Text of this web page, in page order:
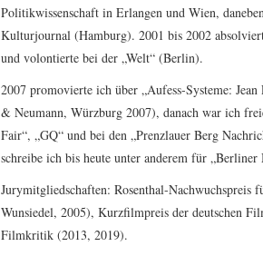
Politikwissenschaft in Erlangen und Wien,
Kulturjournal (Hamburg). 2001 bis 2002
und volontierte bei der „Welt“ (Berlin).
2007 promovierte ich über „Aufess-Systeme:
& Neumann, Würzburg 2007), danach war ich
Fair“, „GQ“ und bei den „Prenzlauer Berg
schreibe ich bis heute unter anderem für „Berliner
Jurymitgliedschaften: Rosenthal-Nachwuchspreis
Wunsiedel, 2005), Kurzfilmpreis der deutschen
Filmkritik (2013, 2019).